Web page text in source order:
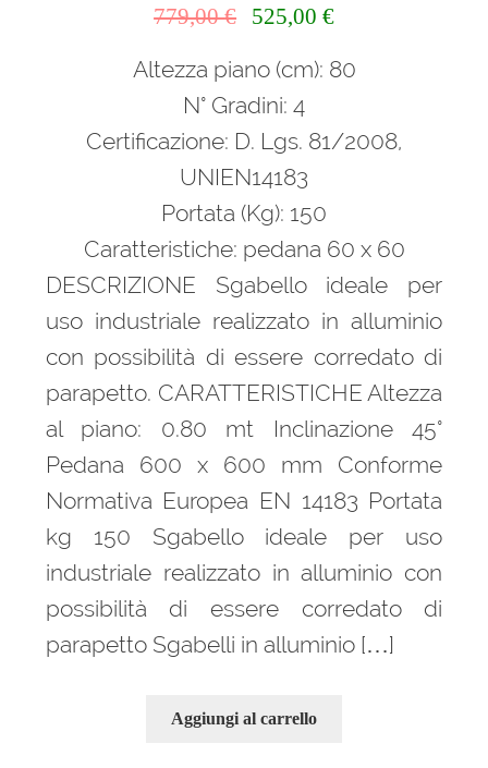
779,00€
originale
779,00 €.
525,00 €Il
attuale
Altezza piano (cm): 80
N° Gradini: 4
Certificazione: D. Lgs. 81/2008,
UNIEN14183
Portata (Kg): 150
Caratteristiche: pedana 60 x 60
DESCRIZIONE Sgabello ideale per
uso industriale realizzato in alluminio
con possibilità di essere corredato di
parapetto. CARATTERISTICHE Altezza
al piano: 0.80 mt Inclinazione 45°
Pedana 600 x 600 mm Conforme
Normativa Europea EN 14183 Portata
kg 150 Sgabello ideale per uso
industriale realizzato in alluminio con
possibilità di essere corredato di
parapetto Sgabelli in alluminio […]
Aggiungi al carrello